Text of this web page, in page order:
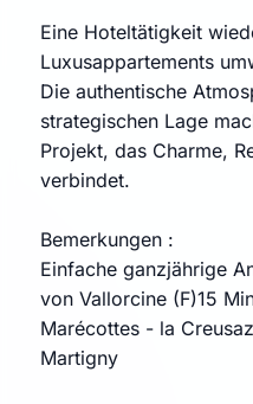
Eine Hoteltätigkeit
Luxusappartements
Die authentische
strategischen Lage
Projekt, das Charme,
verbindet.
Bemerkungen :
Einfache ganzjährige
von Vallorcine (F)15
Marécottes - la
Martigny